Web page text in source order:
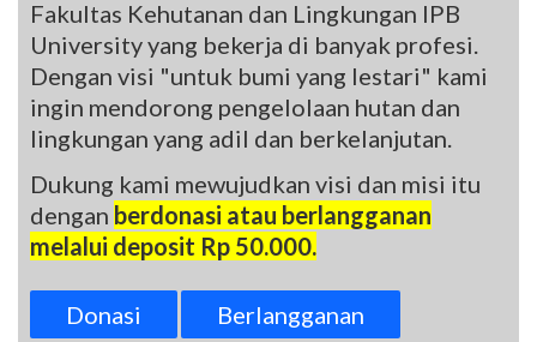
Fakultas Kehutanan dan Lingkungan IPB
University yang bekerja di banyak profesi.
Dengan visi "untuk bumi yang lestari" kami
ingin mendorong pengelolaan hutan dan
lingkungan yang adil dan berkelanjutan.
Dukung kami mewujudkan visi dan misi itu
dengan berdonasi atau berlangganan
melalui deposit Rp 50.000.
Donasi Berlangganan